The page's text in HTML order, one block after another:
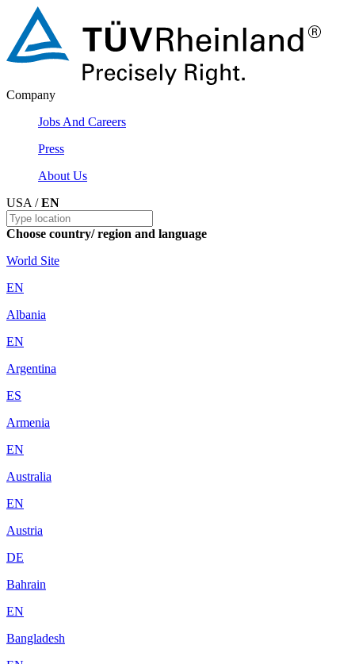
Company
Jobs And Careers
Press
About Us
USA /EN
Choose country/ region and language
World Site
EN
Albania
EN
Argentina
ES
Armenia
EN
Australia
EN
Austria
DE
Bahrain
EN
Bangladesh